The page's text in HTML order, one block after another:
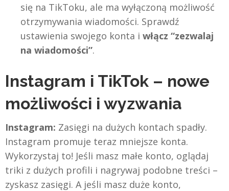
się na TikToku, ale ma wyłączoną możliwość
otrzymywania wiadomości. Sprawdź
ustawienia swojego konta i włącz “zezwalaj
na wiadomości”.
Instagram i TikTok – nowe
możliwości i wyzwania
Instagram: Zasięgi na dużych kontach spadły.
Instagram promuje teraz mniejsze konta.
Wykorzystaj to! Jeśli masz małe konto, oglądaj
triki z dużych profili i nagrywaj podobne treści –
zyskasz zasięgi. A jeśli masz duże konto,